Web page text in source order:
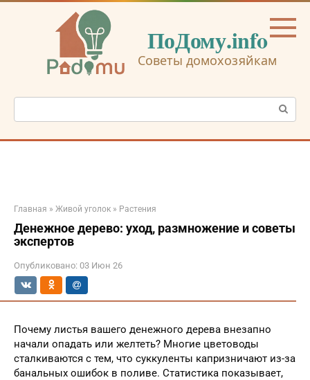
Перейти
ПоДому.info
Советы домохозяйкам
Поиск:
Главная » Живой уголок » Растения
Денежное дерево: уход, размножение и советы
экспертов
Опубликовано: 03 Июн 26
Почему листья вашего денежного дерева внезапно
начали опадать или желтеть? Многие цветоводы
сталкиваются с тем, что суккуленты капризничают из-за
банальных ошибок в поливе. Статистика показывает,